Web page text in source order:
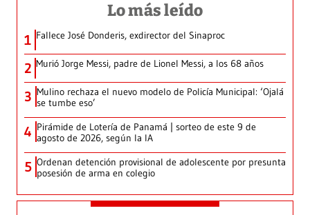
Lo más leído
1 Fallece José Donderis, exdirector del Sinaproc
2 Murió Jorge Messi, padre de Lionel Messi, a los 68 años
3 Mulino rechaza el nuevo modelo de Policía Municipal: ‘Ojalá
se tumbe eso’
4 Pirámide de Lotería de Panamá | sorteo de este 9 de
agosto de 2026, según la IA
5 Ordenan detención provisional de adolescente por presunta
posesión de arma en colegio